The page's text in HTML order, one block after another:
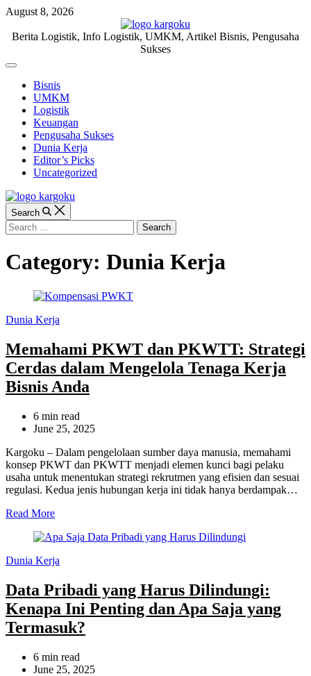
Skip
content
August 8, 2026
KARGOKU.ID
Berita Logistik, Info Logistik, UMKM, Artikel Bisnis, Pengusaha
Sukses
Off
CanvasBisnis
UMKM
Logistik
Keuangan
Pengusaha Sukses
Dunia Kerja
Editor’s Picks
Uncategorized
Search
Search
for:
Category: Dunia Kerja
Categories
Dunia Kerja
Memahami PKWT dan PKWTT: Strategi
Cerdas dalam Mengelola Tenaga Kerja
Bisnis Anda
Estimated
read
6 min read
June 25, 2025
Kargoku – Dalam pengelolaan sumber daya manusia, memahami
konsep PKWT dan PKWTT menjadi elemen kunci bagi pelaku
usaha untuk menentukan strategi rekrutmen yang efisien dan sesuai
regulasi. Kedua jenis hubungan kerja ini tidak hanya berdampak…
Read More
Categories
Dunia Kerja
Data Pribadi yang Harus Dilindungi:
Kenapa Ini Penting dan Apa Saja yang
Termasuk?
Estimated
read
6 min read
June 25, 2025